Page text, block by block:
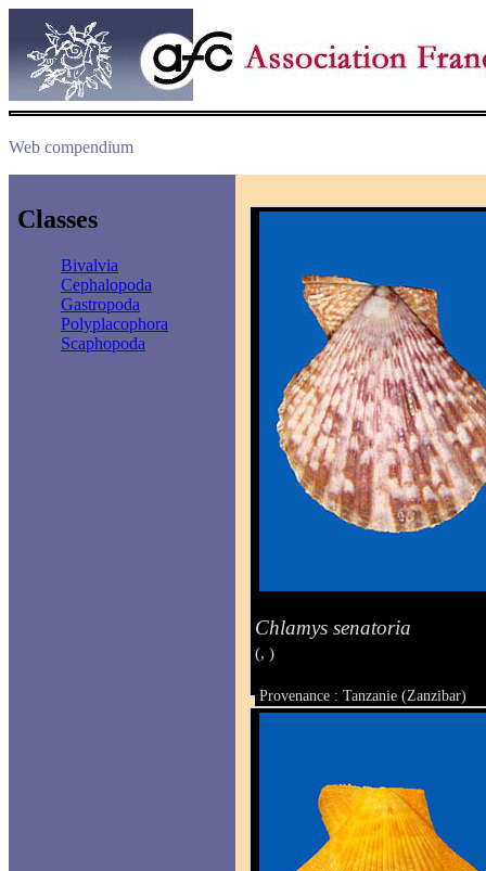
Web compendium
Classes
Bivalvia
Cephalopoda
Gastropoda
Polyplacophora
Scaphopoda
Chlamys senatoria
(, )
Provenance : Tanzanie (Zanzibar)
Taille : 47.5 x 53 mm